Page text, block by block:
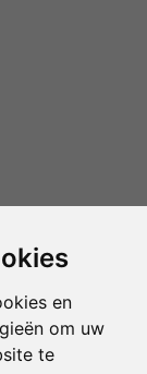
en
om uw
te
van CBW